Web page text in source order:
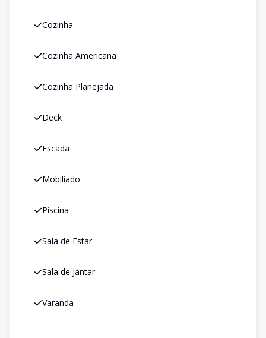
Cozinha
Cozinha Americana
Cozinha Planejada
Deck
Escada
Mobiliado
Piscina
Sala de Estar
Sala de Jantar
Varanda